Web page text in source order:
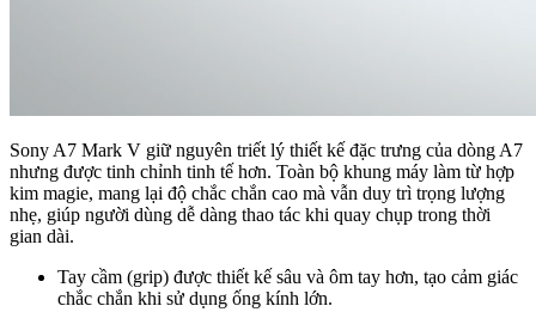
Sony A7 Mark V giữ nguyên triết lý thiết kế đặc trưng của dòng A7
nhưng được tinh chỉnh tinh tế hơn. Toàn bộ khung máy làm từ hợp
kim magie, mang lại độ chắc chắn cao mà vẫn duy trì trọng lượng
nhẹ, giúp người dùng dễ dàng thao tác khi quay chụp trong thời
gian dài.
Tay cầm (grip) được thiết kế sâu và ôm tay hơn, tạo cảm giác
chắc chắn khi sử dụng ống kính lớn.